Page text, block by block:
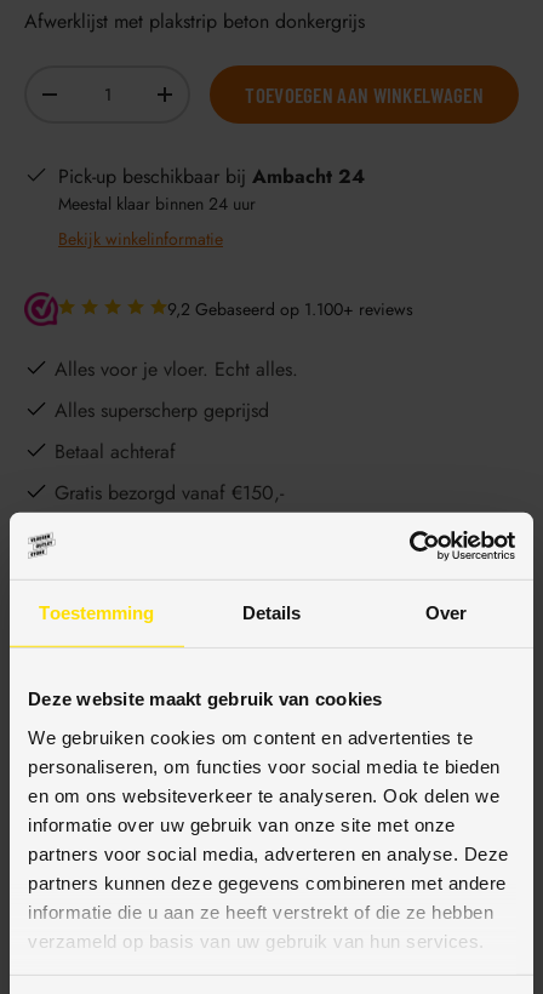
Toestemming Details Over
Deze website maakt gebruik van cookies
We gebruiken cookies om content en advertenties te
personaliseren, om functies voor social media te bieden
en om ons websiteverkeer te analyseren. Ook delen we
informatie over uw gebruik van onze site met onze
partners voor social media, adverteren en analyse. Deze
partners kunnen deze gegevens combineren met andere
informatie die u aan ze heeft verstrekt of die ze hebben
verzameld op basis van uw gebruik van hun services.
Afwerklijst met plakstrip beton donkergrijs
-
+ TOEVOEGEN AAN WINKELWAGEN
Pick-up beschikbaar bij Ambacht 24
Meestal klaar binnen 24 uur
Bekijk winkelinformatie
9,2 Gebaseerd op 1.100+ reviews
Alles voor je vloer. Echt alles.
Alles superscherp geprijsd
Betaal achteraf
Gratis bezorgd vanaf €150,-
Ophalen en advies in onze showroom
BESCHRIJVING
SPECIFICATIES
BETAALMETHODES
JE KUNT BIJ ONS BETALEN MET: